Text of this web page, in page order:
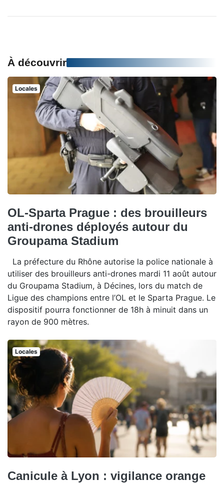
À découvrir
Locales
OL-Sparta Prague : des brouilleurs
anti-drones déployés autour du
Groupama Stadium
La préfecture du Rhône autorise la police nationale à
utiliser des brouilleurs anti-drones mardi 11 août autour
du Groupama Stadium, à Décines, lors du match de
Ligue des champions entre l’OL et le Sparta Prague. Le
dispositif pourra fonctionner de 18h à minuit dans un
rayon de 900 mètres.
Locales
Canicule à Lyon : vigilance orange